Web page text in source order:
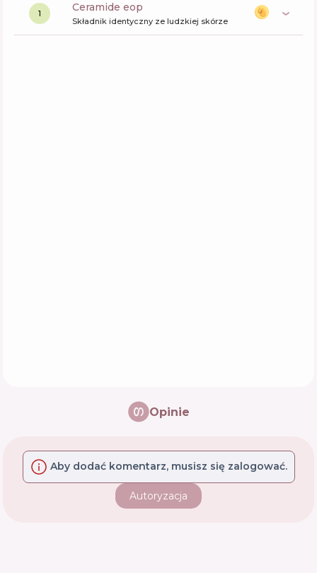
1 ceramide eop
Składnik identyczny ze ludzkiej skórze
Opinie
Aby dodać komentarz, musisz się zalogować.
Autoryzacja